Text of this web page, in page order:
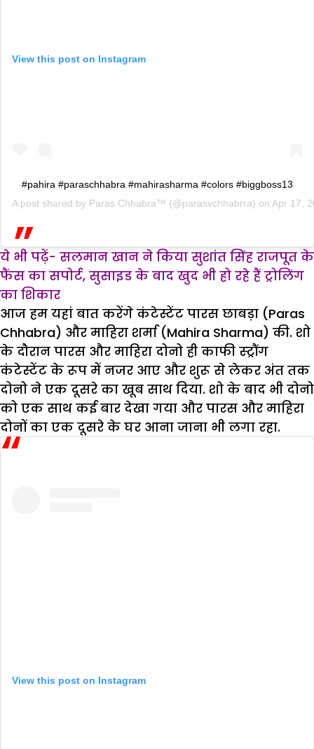
View this post on Instagram
#pahira #paraschhabra #mahirasharma #colors #biggboss13
A post shared by Paras Chhabra™ (@parasvchhabrra) on Apr 17,
ये भी पढ़ें- सलमान खान ने किया सुशांत सिंह राजपूत के
फैंस का सपोर्ट, सुसाइड के बाद खुद भी हो रहे हैं ट्रोलिंग
का शिकार
आज हम यहां बात करेंगे कंटेस्टेंट पारस छाबड़ा (Paras
Chhabra) और माहिरा शर्मा (Mahira Sharma) की. शो
के दौरान पारस और माहिरा दोनो ही काफी स्ट्रौंग
कंटेस्टेंट के रूप में नजर आए और शुरू से लेकर अंत तक
दोनो ने एक दूसरे का खूब साथ दिया. शो के बाद भी दोनो
को एक साथ कई बार देखा गया और पारस और माहिरा
दोनों का एक दूसरे के घर आना जाना भी लगा रहा.
View this post on Instagram